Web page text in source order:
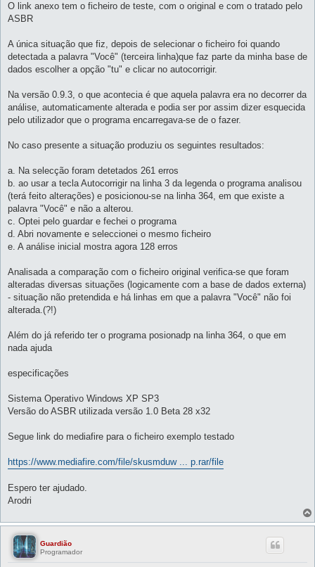
O link anexo tem o ficheiro de teste, com o original e com o tratado pelo
ASBR
A única situação que fiz, depois de selecionar o ficheiro foi quando
detectada a palavra "Você" (terceira linha)que faz parte da minha base de
dados escolher a opção "tu" e clicar no autocorrigir.
Na versão 0.9.3, o que acontecia é que aquela palavra era no decorrer da
análise, automaticamente alterada e podia ser por assim dizer esquecida
pelo utilizador que o programa encarregava-se de o fazer.
No caso presente a situação produziu os seguintes resultados:
a. Na selecção foram detetados 261 erros
b. ao usar a tecla Autocorrigir na linha 3 da legenda o programa analisou
(terá feito alterações) e posicionou-se na linha 364, em que existe a
palavra "Você" e não a alterou.
c. Optei pelo guardar e fechei o programa
d. Abri novamente e seleccionei o mesmo ficheiro
e. A análise inicial mostra agora 128 erros
Analisada a comparação com o ficheiro original verifica-se que foram
alteradas diversas situações (logicamente com a base de dados externa)
- situação não pretendida e há linhas em que a palavra "Você" não foi
alterada.(?!)
Além do já referido ter o programa posionadp na linha 364, o que em
nada ajuda
especificações
Sistema Operativo Windows XP SP3
Versão do ASBR utilizada versão 1.0 Beta 28 x32
Segue link do mediafire para o ficheiro exemplo testado
https://www.mediafire.com/file/skusmduw ... p.rar/file
Espero ter ajudado.
Arodri
Guardião
Programador